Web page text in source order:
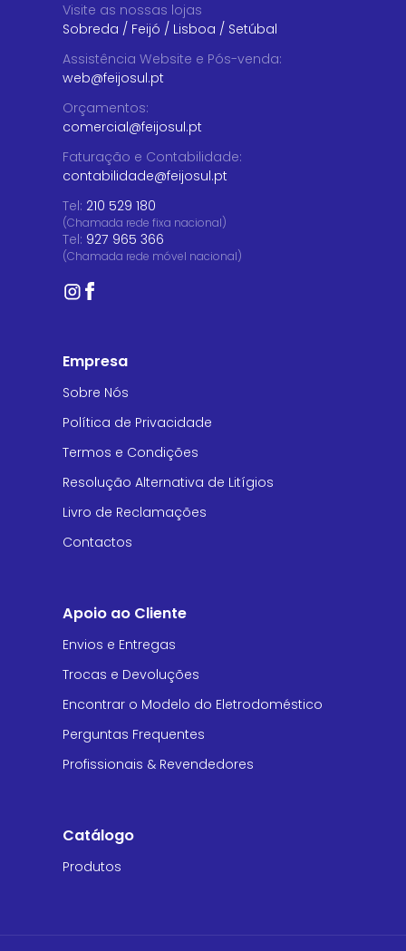
Visite as nossas lojas
Sobreda / Feijó / Lisboa / Setúbal
Assistência Website e Pós-venda:
web@feijosul.pt
Orçamentos:
comercial@feijosul.pt
Faturação e Contabilidade:
contabilidade@feijosul.pt
Tel: 210 529 180
(Chamada rede fixa nacional)
Tel: 927 965 366
(Chamada rede móvel nacional)
Empresa
Sobre Nós
Política de Privacidade
Termos e Condições
Resolução Alternativa de Litígios
Livro de Reclamações
Contactos
Apoio ao Cliente
Envios e Entregas
Trocas e Devoluções
Encontrar o Modelo do Eletrodoméstico
Perguntas Frequentes
Profissionais & Revendedores
Catálogo
Produtos